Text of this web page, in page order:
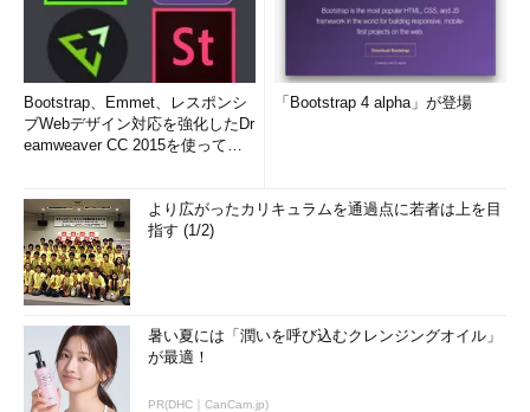
Bootstrap、Emmet、レスポンシ
ブWebデザイン対応を強化したDr
eamweaver CC 2015を使って
「Bootstrap 4 alpha」が登場
より広がったカリキュラムを通過点に若者は上を目
指す (1/2)
暑い夏には「潤いを呼び込むクレンジングオイル」
が最適！
PR(DHC｜CanCam.jp)